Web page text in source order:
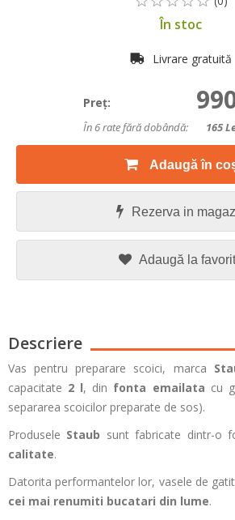
În stoc
Livrare gratuită
Preţ:
În 6 rate fără dobândă: 165
Adaugă în
Rezerva in
Adaugă la
Descriere
Vas pentru preparare scoici, marca
capacitate 2 l, din fonta emailata cu
separarea scoicilor preparate de sos).
Produsele Staub sunt fabricate dintr-o
calitate.
Datorita performantelor lor, vasele de
cei mai renumiti bucatari din lume.